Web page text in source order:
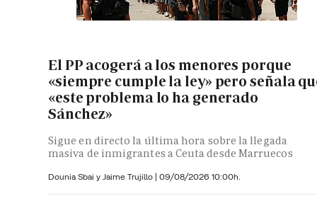
El PP acogerá a los menores porque
«siempre cumple la ley» pero señala
«este problema lo ha generado
Sánchez»
Sigue en directo la última hora sobre la llegada
masiva de inmigrantes a Ceuta desde Marruecos
Dounia Sbai y Jaime Trujillo | 09/08/2026 10:00h.